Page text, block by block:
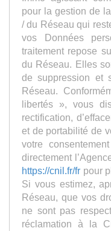
pour la gestion de
/ du Réseau qui
vos Données
traitement repose
du Réseau. Elles
de suppression et
Réseau.
libertés », vous
rectification,
et de portabilité de
votre
directement
https://cnil.fr/fr pour
Si vous estimez,
Réseau, que vos
ne sont pas
réclamation à la